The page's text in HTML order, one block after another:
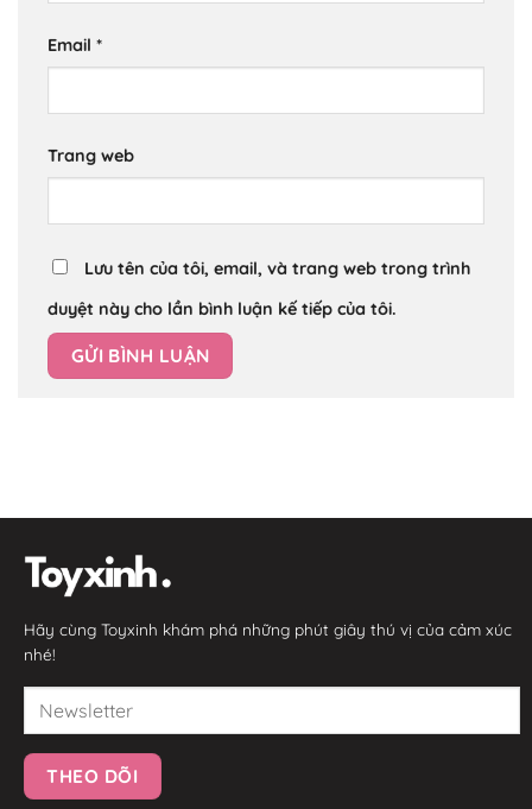
Email *
Trang web
Lưu tên của tôi, email, và trang web trong trình
duyệt này cho lần bình luận kế tiếp của tôi.
Hãy cùng Toyxinh khám phá những phút giây thú vị của cảm xúc
nhé!